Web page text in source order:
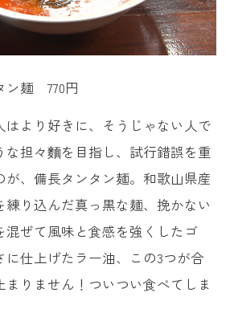
ン麺 770円
はより好きに、そうじゃない人で
な担々麵を目指し、試行錯誤を重
が、備長タンタン麺。和歌山県産
練り込んだ真っ黒な麺、挽かない
混ぜて風味と食感を強くしたゴ
に仕上げたラー油、この3つが合
りません！ついつい食べてしま